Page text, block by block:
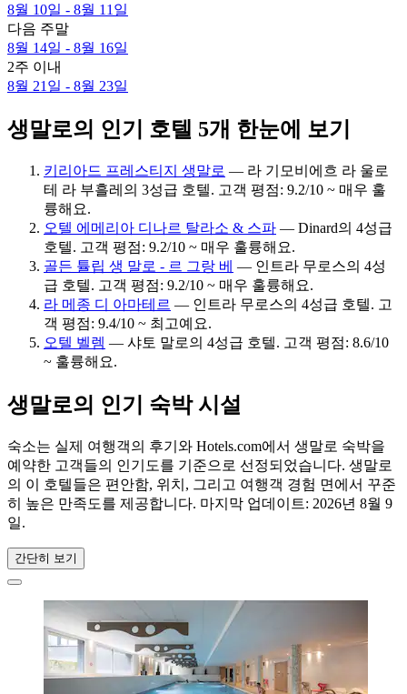
8월 10일 - 8월 11일
다음 주말
8월 14일 - 8월 16일
2주 이내
8월 21일 - 8월 23일
생말로의 인기 호텔 5개 한눈에 보기
키리아드 프레스티지 생말로 — 라 기모비에흐 라 울로
테 라 부흘레의 3성급 호텔. 고객 평점: 9.2/10 ~ 매우 훌
륭해요.
오텔 에메리아 디나르 탈라소 & 스파 — Dinard의 4성급
호텔. 고객 평점: 9.2/10 ~ 매우 훌륭해요.
골든 튤립 생 말로 - 르 그랑 베 — 인트라 무로스의 4성
급 호텔. 고객 평점: 9.2/10 ~ 매우 훌륭해요.
라 메종 디 아마테르 — 인트라 무로스의 4성급 호텔. 고
객 평점: 9.4/10 ~ 최고예요.
오텔 벨렘 — 샤토 말로의 4성급 호텔. 고객 평점: 8.6/10
~ 훌륭해요.
생말로의 인기 숙박 시설
숙소는 실제 여행객의 후기와 Hotels.com에서 생말로 숙박을
예약한 고객들의 인기도를 기준으로 선정되었습니다. 생말로
의 이 호텔들은 편안함, 위치, 그리고 여행객 경험 면에서 꾸준
히 높은 만족도를 제공합니다. 마지막 업데이트: 2026년 8월 9
일.
간단히 보기